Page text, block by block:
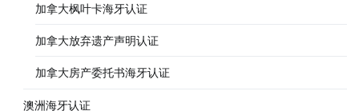
加拿大枫叶卡海牙认证
加拿大放弃遗产声明认证
加拿大房产委托书海牙认证
澳洲海牙认证